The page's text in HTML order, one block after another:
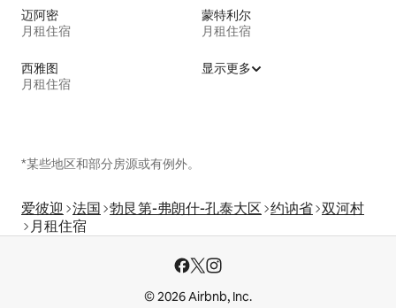
迈阿密
月租住宿
蒙特利尔
月租住宿
西雅图
月租住宿
显示更多
*某些地区和部分房源或有例外。
爱彼迎 法国 勃艮第-弗朗什-孔泰大区 约讷省 双河村
月租住宿
© 2026 Airbnb, Inc.